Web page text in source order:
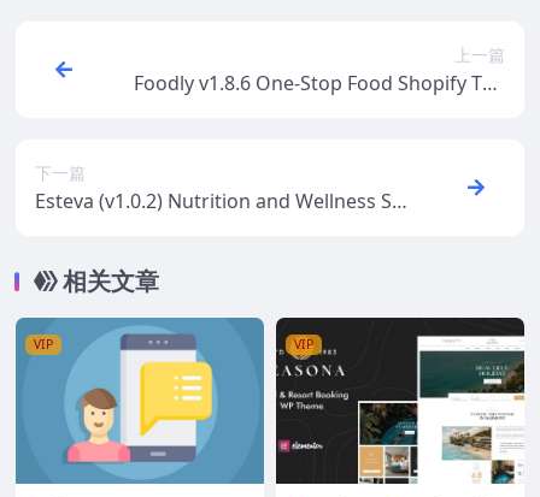
上一篇
Foodly v1.8.6 One-Stop Food Shopify The
下一篇
Esteva (v1.0.2) Nutrition and Wellness Sh
相关文章
VIP VIP